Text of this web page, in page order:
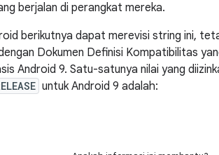
berjalan di perangkat mereka.
berikutnya dapat merevisi string ini,
Dokumen Definisi Kompatibilitas
Android 9. Satu-satunya nilai yang
untuk Android 9 adalah: